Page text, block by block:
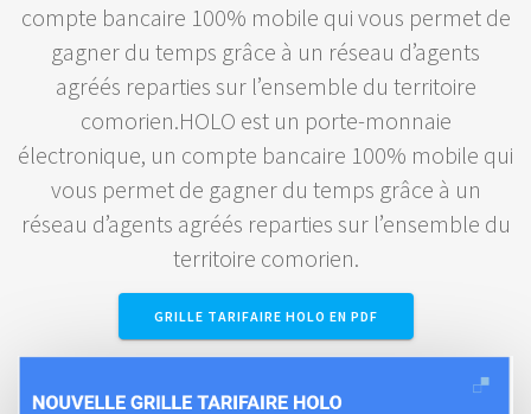
compte bancaire 100% mobile qui vous permet de
gagner du temps grâce à un réseau d’agents
agréés reparties sur l’ensemble du territoire
comorien.HOLO est un porte-monnaie
électronique, un compte bancaire 100% mobile qui
vous permet de gagner du temps grâce à un
réseau d’agents agréés reparties sur l’ensemble du
territoire comorien.
GRILLE TARIFAIRE HOLO EN PDF